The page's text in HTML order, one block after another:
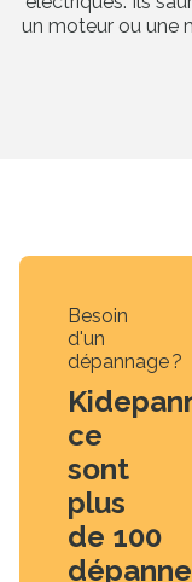
un moteur ou une
Besoin
d'un
dépannage ?
ce
sont
plus
de 100